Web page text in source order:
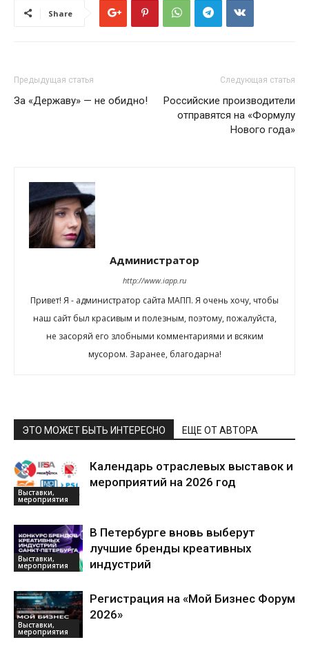
Share
Предыдущая статья
За «Державу» — не обидно!
Следующая статья
Российские производители
отправятся на «Формулу
Нового года»
Администратор
http://www.iapp.ru
Привет! Я - администратор сайта МАПП. Я очень хочу, чтобы
наш сайт был красивым и полезным, поэтому, пожалуйста,
не засоряй его злобными комментариями и всяким
мусором. Заранее, благодарна!
ЭТО МОЖЕТ БЫТЬ ИНТЕРЕСНО ЕЩЕ ОТ АВТОРА
Выставки,
мероприятия
Календарь отраслевых выставок и
мероприятий на 2026 год
Выставки,
мероприятия
В Петербурге вновь выберут
лучшие бренды креативных
индустрий
Выставки,
мероприятия
Регистрация на «Мой Бизнес Форум
2026»